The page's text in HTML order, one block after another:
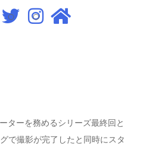
ターを務めるシリーズ最終回と
で撮影が完了したと同時にスタ